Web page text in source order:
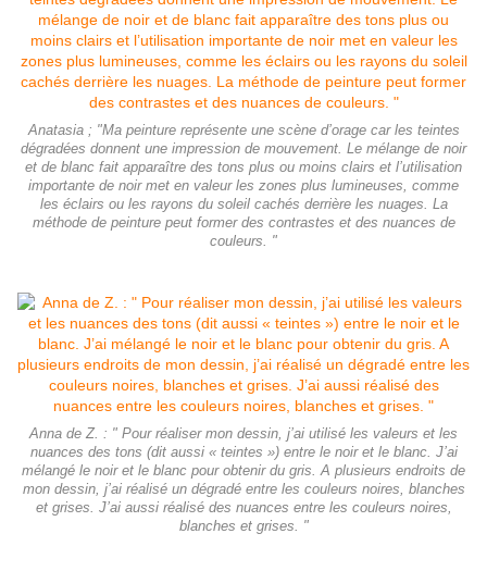
Anatasia ; "Ma peinture représente une scène d’orage car les teintes
dégradées donnent une impression de mouvement. Le mélange de noir
et de blanc fait apparaître des tons plus ou moins clairs et l’utilisation
importante de noir met en valeur les zones plus lumineuses, comme
les éclairs ou les rayons du soleil cachés derrière les nuages. La
méthode de peinture peut former des contrastes et des nuances de
couleurs. "
Anna de Z. : " Pour réaliser mon dessin, j’ai utilisé les valeurs et les
nuances des tons (dit aussi « teintes ») entre le noir et le blanc. J’ai
mélangé le noir et le blanc pour obtenir du gris. A plusieurs endroits de
mon dessin, j’ai réalisé un dégradé entre les couleurs noires, blanches
et grises. J’ai aussi réalisé des nuances entre les couleurs noires,
blanches et grises. "